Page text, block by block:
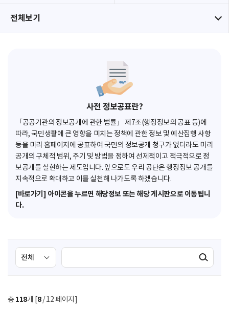
전체보기
사전 정보공표란?
「공공기관의 정보공개에 관한 법률」 제7조(행정정보의 공표 등)에
따라, 국민생활에 큰 영향을 미치는 정책에 관한 정보 및 예산집행 사항
등을 미리 홈페이지에 공표하여 국민의 정보공개 청구가 없더라도 미리
공개의 구체적 범위, 주기 및 방법을 정하여 선제적이고 적극적으로 정
보공개를 실현하는 제도입니다. 앞으로도 우리 공단은 행정정보 공개를
지속적으로 확대하고 이를 실천해 나가도록 하겠습니다.
[바로가기] 아이콘을 누르면 해당정보 또는 해당 게시판으로 이동됩니
다.
검
색
선
색
검색실행
총 118개 [8/ 12 페이지]